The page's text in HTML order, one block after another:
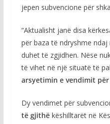
jepen subvencione për
“Aktualisht janë disa
për baza të ndryshme
duhet të zgjidhen. Nëse
të vihet në një situatë të
arsyetimin e vendimit
Dy vendimet për
të gjithëkëshilltarët në